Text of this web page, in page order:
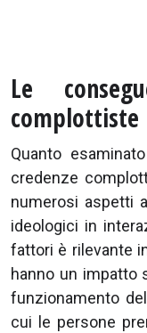
Le
complottiste
Quanto
credenze
numerosi aspetti
ideologici in
fattori è rilevante
hanno un impatto
funzionamento
cui le persone